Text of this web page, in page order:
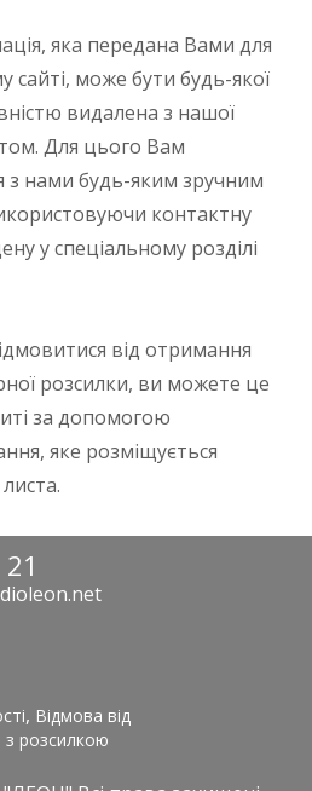
яка передана Вами для
сайті, може бути будь-якої
видалена з нашої
Для цього Вам
з нами будь-яким зручним
контактну
у спеціальному розділі
від отримання
розсилки, ви можете це
за допомогою
яке розміщується
, Відмова від
з розсилкою